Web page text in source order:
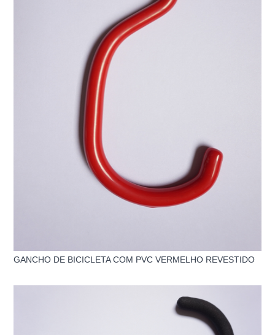
GANCHO DE BICICLETA COM PVC VERMELHO REVESTIDO